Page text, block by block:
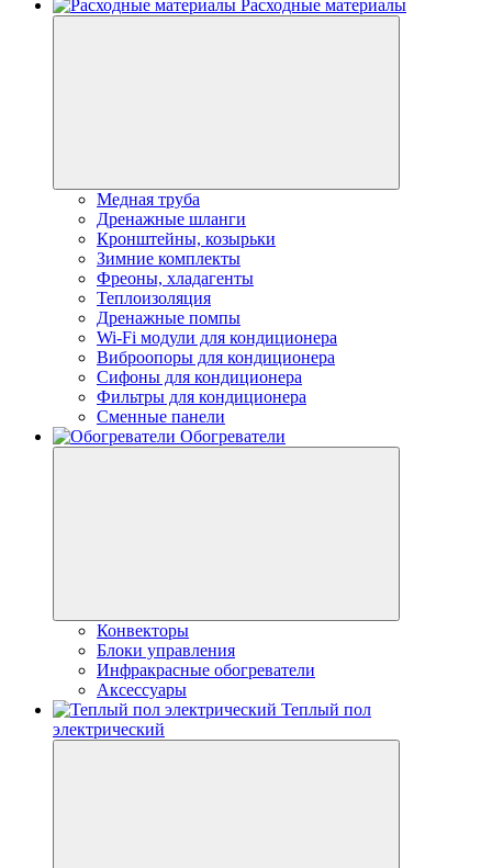
Расходные материалы
Медная труба
Дренажные шланги
Кронштейны, козырьки
Зимние комплекты
Фреоны, хладагенты
Теплоизоляция
Дренажные помпы
Wi-Fi модули для кондиционера
Виброопоры для кондиционера
Сифоны для кондиционера
Фильтры для кондиционера
Сменные панели
Обогреватели
Конвекторы
Блоки управления
Инфракрасные обогреватели
Аксессуары
Теплый пол
электрический